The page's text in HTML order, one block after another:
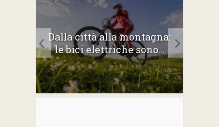
Dalla città alla montagna:
le bici elettriche sono...